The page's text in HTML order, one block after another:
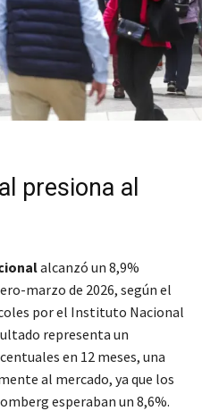
presiona al
alcanzó un 8,9%
marzo de 2026, según el
por el Instituto Nacional
representa un
en 12 meses, una
al mercado, ya que los
esperaban un 8,6%.